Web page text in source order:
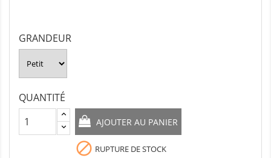
GRANDEUR
QUANTITÉ
AJOUTER AU PANIER
 RUPTURE DE STOCK